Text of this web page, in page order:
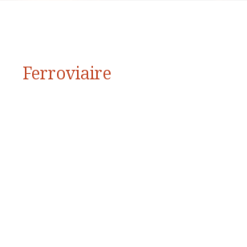
Ferroviaire